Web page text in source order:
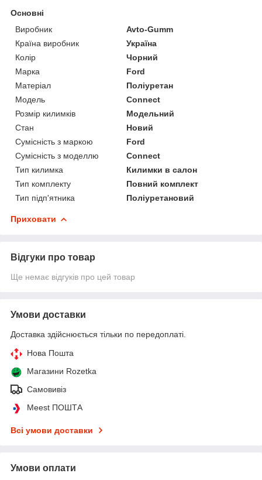
Основні
Виробник
Avto-Gumm
Країна виробник
Україна
Колір
Чорний
Марка
Ford
Матеріал
Поліуретан
Модель
Connect
Розмір килимків
Модельний
Стан
Новий
Сумісність з маркою
Ford
Сумісність з моделлю
Connect
Тип килимка
Килимки в салон
Тип комплекту
Повний комплект
Тип підп'ятника
Поліуретановий
Приховати
Відгуки про товар
Ще немає відгуків про цей товар
Умови доставки
Доставка здійснюється тільки по передоплаті.
Нова Пошта
Магазини Rozetka
Самовивіз
Meest ПОШТА
Всі умови доставки
Умови оплати